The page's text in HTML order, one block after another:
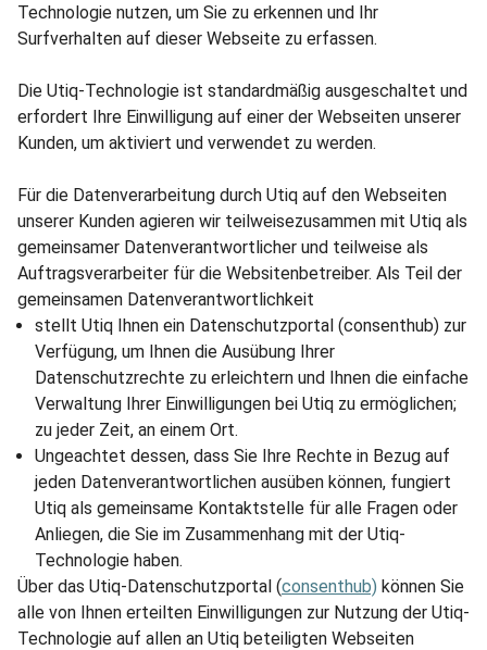
Technologie nutzen, um Sie zu erkennen und Ihr
Surfverhalten auf dieser Webseite zu erfassen.
Die Utiq-Technologie ist standardmäßig ausgeschaltet und
erfordert Ihre Einwilligung auf einer der Webseiten unserer
Kunden, um aktiviert und verwendet zu werden.
Für die Datenverarbeitung durch Utiq auf den Webseiten
unserer Kunden agieren wir teilweisezusammen mit Utiq als
gemeinsamer Datenverantwortlicher und teilweise als
Auftragsverarbeiter für die Websitenbetreiber. Als Teil der
gemeinsamen Datenverantwortlichkeit
stellt Utiq Ihnen ein Datenschutzportal (consenthub) zur
Verfügung, um Ihnen die Ausübung Ihrer
Datenschutzrechte zu erleichtern und Ihnen die einfache
Verwaltung Ihrer Einwilligungen bei Utiq zu ermöglichen;
zu jeder Zeit, an einem Ort.
Ungeachtet dessen, dass Sie Ihre Rechte in Bezug auf
jeden Datenverantwortlichen ausüben können, fungiert
Utiq als gemeinsame Kontaktstelle für alle Fragen oder
Anliegen, die Sie im Zusammenhang mit der Utiq-
Technologie haben.
Über das Utiq-Datenschutzportal (consenthub) können Sie
alle von Ihnen erteilten Einwilligungen zur Nutzung der Utiq-
Technologie auf allen an Utiq beteiligten Webseiten